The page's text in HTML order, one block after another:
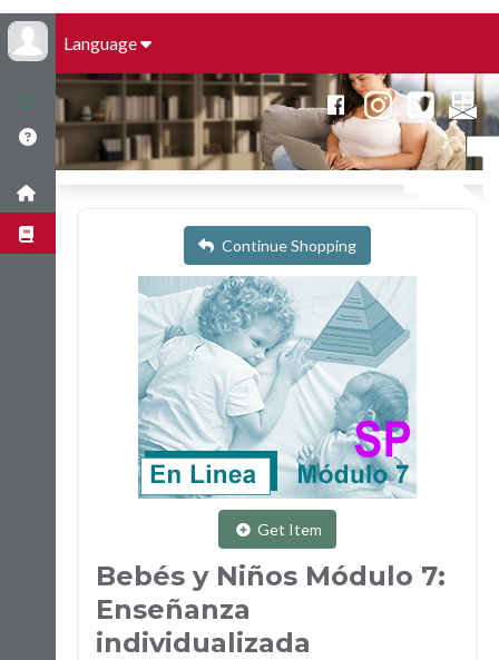
Language
Continue Shopping
Get Item
Bebés y Niños Módulo 7:
Enseñanza
individualizada